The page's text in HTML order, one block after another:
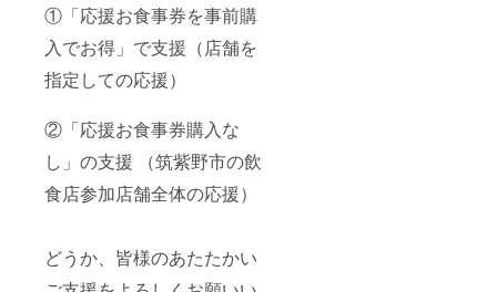
①「応援お食事券を事前購
入でお得」で支援（店舗を
指定しての応援）
②「応援お食事券購入な
し」の支援 （筑紫野市の飲
食店参加店舗全体の応援）
どうか、皆様のあたたかい